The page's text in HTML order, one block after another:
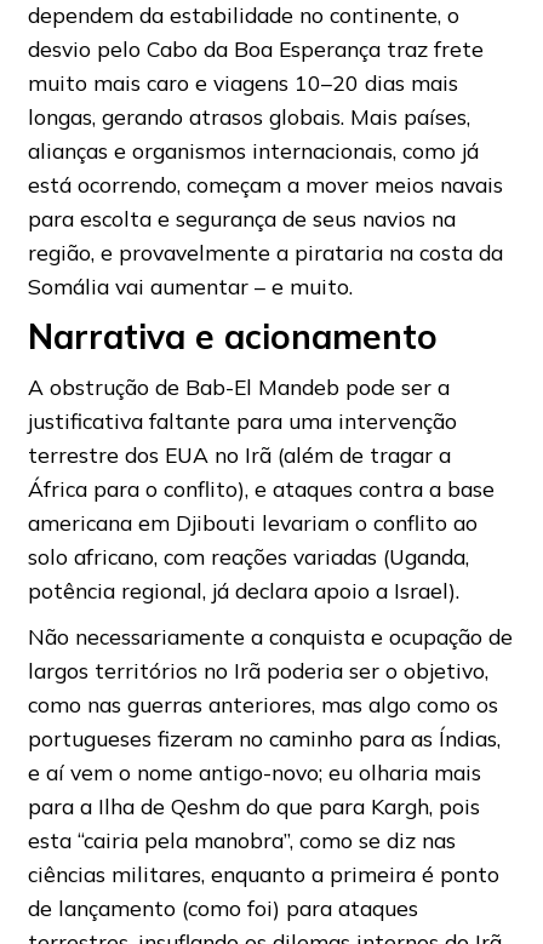
dependem da estabilidade no continente, o
desvio pelo Cabo da Boa Esperança traz frete
muito mais caro e viagens 10–20 dias mais
longas, gerando atrasos globais. Mais países,
alianças e organismos internacionais, como já
está ocorrendo, começam a mover meios navais
para escolta e segurança de seus navios na
região, e provavelmente a pirataria na costa da
Somália vai aumentar – e muito.
Narrativa e acionamento
A obstrução de Bab-El Mandeb pode ser a
justificativa faltante para uma intervenção
terrestre dos EUA no Irã (além de tragar a
África para o conflito), e ataques contra a base
americana em Djibouti levariam o conflito ao
solo africano, com reações variadas (Uganda,
potência regional, já declara apoio a Israel).
Não necessariamente a conquista e ocupação de
largos territórios no Irã poderia ser o objetivo,
como nas guerras anteriores, mas algo como os
portugueses fizeram no caminho para as Índias,
e aí vem o nome antigo-novo; eu olharia mais
para a Ilha de Qeshm do que para Kargh, pois
esta “cairia pela manobra”, como se diz nas
ciências militares, enquanto a primeira é ponto
de lançamento (como foi) para ataques